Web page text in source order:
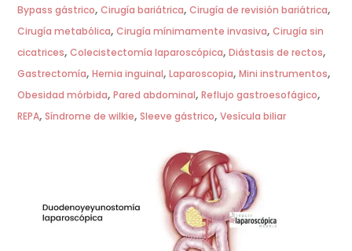
Bypass gástrico,Cirugía bariátrica,Cirugía de revisión bariátrica,
Cirugía metabólica,Cirugía mínimamente invasiva,Cirugía sin
cicatrices,Colecistectomía laparoscópica,Diástasis de rectos,
Gastrectomía,Hernia inguinal,Laparoscopia,Mini instrumentos,
Obesidad mórbida,Pared abdominal,Reflujo gastroesofágico,
REPA,Síndrome de wilkie,Sleeve gástrico,Vesícula biliar